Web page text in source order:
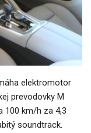
elektromotor
prevodovky M
100 km/h za 4,3
soundtrack.